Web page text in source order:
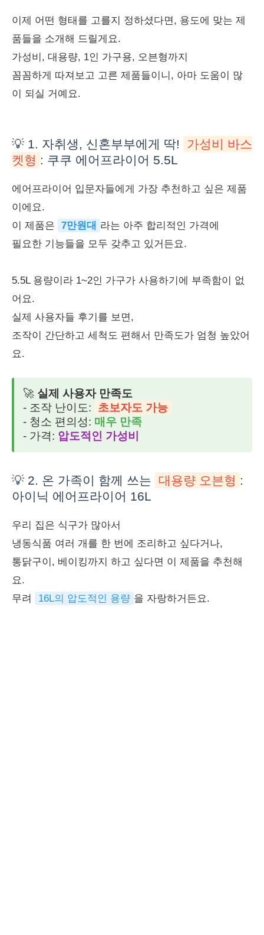
이제 어떤 형태를 고를지 정하셨다면, 용도에 맞는 제
품들을 소개해 드릴게요.
가성비, 대용량, 1인 가구용, 오븐형까지
꼼꼼하게 따져보고 고른 제품들이니, 아마 도움이 많
이 되실 거예요.
💡 1. 자취생, 신혼부부에게 딱!
가성비 바스
켓형 : 쿠쿠 에어프라이어 5.5L
에어프라이어 입문자들에게 가장 추천하고 싶은 제품
이에요.
이 제품은
7만원대 라는 아주 합리적인 가격에
필요한 기능들을 모두 갖추고 있거든요.
5.5L 용량이라 1~2인 가구가 사용하기에 부족함이 없
어요.
실제 사용자들 후기를 보면,
조작이 간단하고 세척도 편해서 만족도가 엄청 높았어
요.
🚀 실제 사용자 만족도
- 조작 난이도:
초보자도 가능
- 청소 편의성: 매우 만족
- 가격: 압도적인 가성비
💡 2. 온 가족이 함께 쓰는 대용량 오븐형 :
아이닉 에어프라이어 16L
우리 집은 식구가 많아서
냉동식품 여러 개를 한 번에 조리하고 싶다거나,
통닭구이, 베이킹까지 하고 싶다면 이 제품을 추천해
요.
무려
16L의 압도적인 용량 을 자랑하거든요.